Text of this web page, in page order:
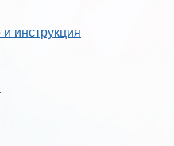
инструкция